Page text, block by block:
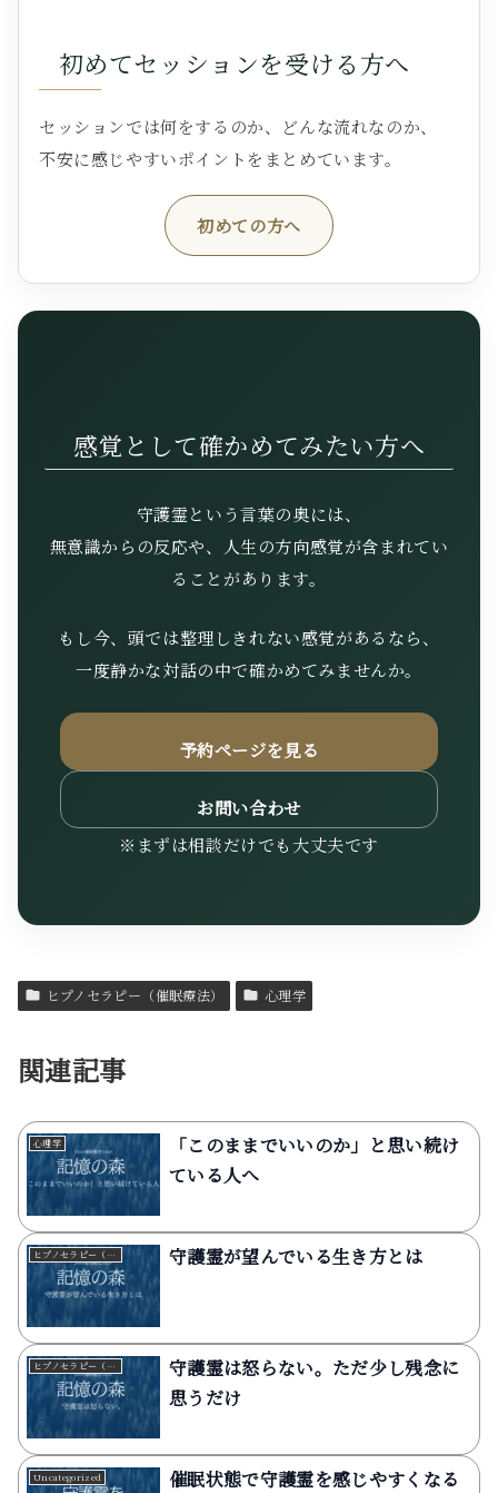
初めてセッションを受ける方へ
セッションでは何をするのか、どんな流れなのか、
不安に感じやすいポイントをまとめています。
初めての方へ
感覚として確かめてみたい方へ
守護霊という言葉の奥には、
無意識からの反応や、人生の方向感覚が含まれてい
ることがあります。
もし今、頭では整理しきれない感覚があるなら、
一度静かな対話の中で確かめてみませんか。
予約ページを見る
お問い合わせ
※まずは相談だけでも大丈夫です
ヒプノセラピー（催眠療法） 心理学
関連記事
心理学
「このままでいいのか」と思い続け
ている人へ
ヒプノセラピー（催眠療法） 守護霊が望んでいる生き方とは
ヒプノセラピー（催眠療法）
守護霊は怒らない。ただ少し残念に
思うだけ
Uncategorized
催眠状態で守護霊を感じやすくなる